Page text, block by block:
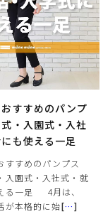
すすめのパンプ
・入園式・入社
も使える一足
すすめのパンプス
入園式・入社式・就
る一足 4月は、
が本格的に始[…]